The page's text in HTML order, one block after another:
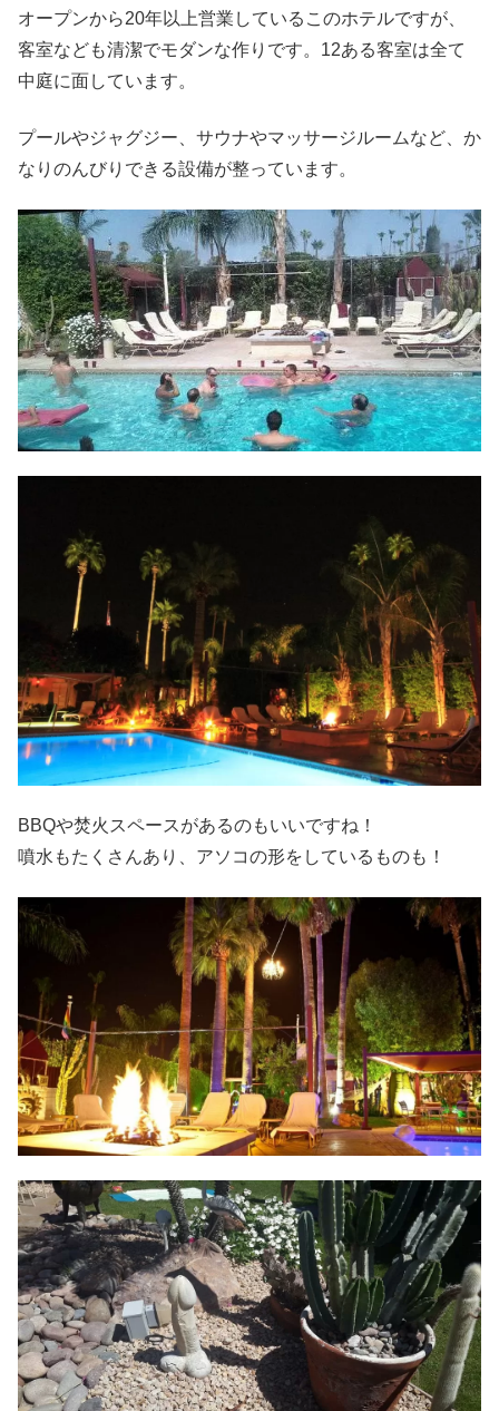
オープンから20年以上営業しているこのホテルですが、
客室なども清潔でモダンな作りです。12ある客室は全て
中庭に面しています。
プールやジャグジー、サウナやマッサージルームなど、か
なりのんびりできる設備が整っています。
BBQや焚火スペースがあるのもいいですね！
噴水もたくさんあり、アソコの形をしているものも！